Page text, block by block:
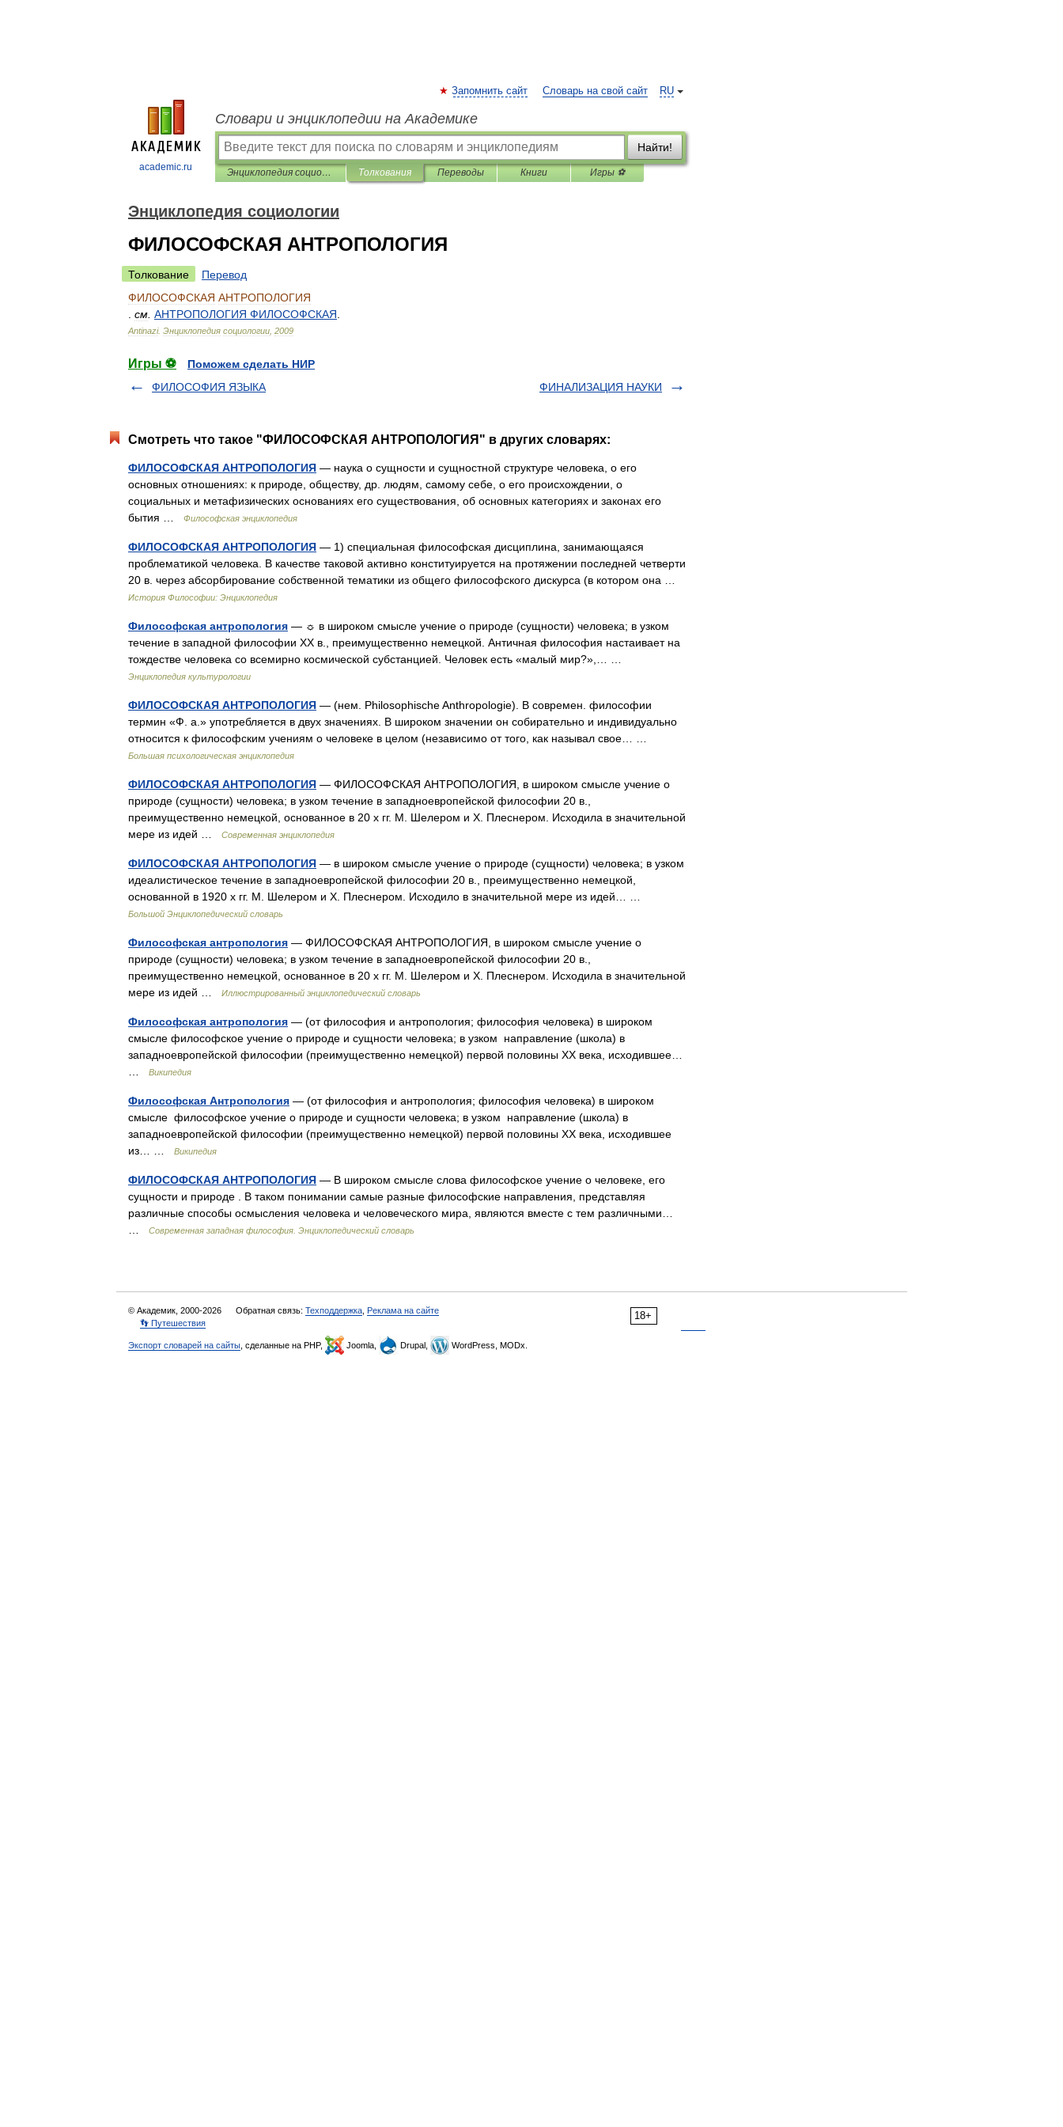
academic.ru
RU
Запомнить сайт Словарь на свой сайт
Словари и энциклопедии на Академике
Найти!
Энциклопедия социологии Толкования Переводы Книги Игры ⚽
Энциклопедия социологии
ФИЛОСОФСКАЯ АНТРОПОЛОГИЯ
Толкование
Перевод
ФИЛОСОФСКАЯ АНТРОПОЛОГИЯ
см АНТРОПОЛОГИЯ ФИЛОСОФСКАЯ
Antinazi. Энциклопедия социологии 2009
Игры ⚽
Поможем сделать НИР
ФИЛОСОФИЯ ЯЗЫКА
ФИНАЛИЗАЦИЯ НАУКИ
Смотреть что такое "ФИЛОСОФСКАЯ АНТРОПОЛОГИЯ" в других словарях:
ФИЛОСОФСКАЯ АНТРОПОЛОГИЯ — наука о сущности и сущностной структуре человека, о его
основных отношениях: к природе, обществу, др. людям, самому себе, о его происхождении, о
социальных и метафизических основаниях его существования, об основных категориях и законах его
бытия …
Философская энциклопедия
ФИЛОСОФСКАЯ АНТРОПОЛОГИЯ — 1) специальная философская дисциплина, занимающаяся
проблематикой человека. В качестве таковой активно конституируется на протяжении последней четверти
20 в. через абсорбирование собственной тематики из общего философского дискурса (в котором она …
История Философии: Энциклопедия
Философская антропология — ☼ в широком смысле учение о природе (сущности) человека; в узком
течение в западной философии XX в., преимущественно немецкой. Античная философия настаивает на
тождестве человека со всемирно космической субстанцией. Человек есть «малый мир?»,… …
Энциклопедия культурологии
ФИЛОСОФСКАЯ АНТРОПОЛОГИЯ — (нем. Philosophische Anthropologie). В современ. философии
термин «Ф. а.» употребляется в двух значениях. В широком значении он собирательно и индивидуально
относится к философским учениям о человеке в целом (независимо от того, как называл свое… …
Большая психологическая энциклопедия
ФИЛОСОФСКАЯ АНТРОПОЛОГИЯ — ФИЛОСОФСКАЯ АНТРОПОЛОГИЯ, в широком смысле учение о
природе (сущности) человека; в узком течение в западноевропейской философии 20 в.,
преимущественно немецкой, основанное в 20 х гг. М. Шелером и Х. Плеснером. Исходила в значительной
мере из идей …
Современная энциклопедия
ФИЛОСОФСКАЯ АНТРОПОЛОГИЯ — в широком смысле учение о природе (сущности) человека; в узком
идеалистическое течение в западноевропейской философии 20 в., преимущественно немецкой,
основанной в 1920 х гг. М. Шелером и Х. Плеснером. Исходило в значительной мере из идей… …
Большой Энциклопедический словарь
Философская антропология — ФИЛОСОФСКАЯ АНТРОПОЛОГИЯ, в широком смысле учение о
природе (сущности) человека; в узком течение в западноевропейской философии 20 в.,
преимущественно немецкой, основанное в 20 х гг. М. Шелером и Х. Плеснером. Исходила в значительной
мере из идей …
Иллюстрированный энциклопедический словарь
Философская антропология — (от философия и антропология; философия человека) в широком
смысле философское учение о природе и сущности человека; в узком направление (школа) в
западноевропейской философии (преимущественно немецкой) первой половины XX века, исходившее…
Википедия
Философская Антропология — (от философия и антропология; философия человека) в широком
смысле философское учение о природе и сущности человека; в узком направление (школа) в
западноевропейской философии (преимущественно немецкой) первой половины XX века, исходившее
из… …
Википедия
ФИЛОСОФСКАЯ АНТРОПОЛОГИЯ — В широком смысле слова философское учение о человеке, его
сущности и природе . В таком понимании самые разные философские направления, представляя
различные способы осмысления человека и человеческого мира, являются вместе с тем различными…
Современная западная философия. Энциклопедический словарь
18+
© Академик, 2000-2026 Обратная связь: Техподдержка Реклама на сайте
👣 Путешествия
Экспорт словарей на сайты , сделанные на PHP, Joomla, Drupal, WordPress, MODx.